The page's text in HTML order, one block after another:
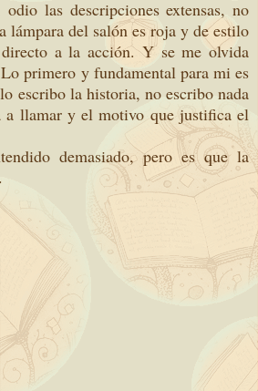
las descripciones extensas, no
lámpara del salón es roja y de estilo
a la acción. Y se me olvida
primero y fundamental para mi es
escribo la historia, no escribo nada
a llamar y el motivo que justifica el
demasiado, pero es que la